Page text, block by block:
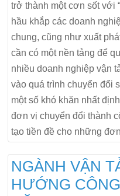
trở thành một cơn sốt với
hầu khắp các doanh
chung, cũng như xuất
cần có một nền tảng để
nhiều doanh nghiệp vận
vào quá trình chuyển đổi
một số khó khăn nhất
đơn vị chuyển đổi thành
tạo tiền đề cho những
NGÀNH VẬN
HƯỚNG